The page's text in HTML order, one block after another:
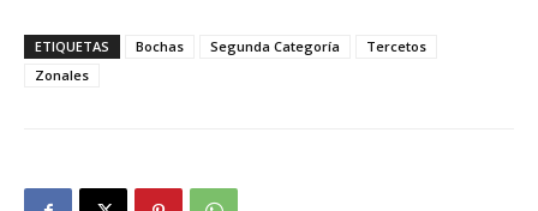
ETIQUETAS Bochas Segunda Categoría
Tercetos
Zonales